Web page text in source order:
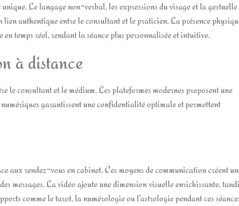
Le langage non-verbal, les expressions du visage et la gestuelle
authentique entre le consultant et le praticien. La présence
temps réel, rendant la séance plus personnalisée et intuitive.
à distance
le consultant et le médium. Les plateformes modernes proposent une
garantissent une confidentialité optimale et permettent
aux rendez-vous en cabinet. Ces moyens de communication créent
messages. La vidéo ajoute une dimension visuelle enrichissante,
comme le tarot, la numérologie ou l'astrologie pendant ces